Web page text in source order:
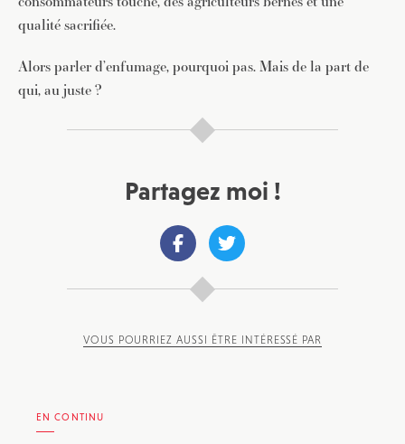
qualité sacrifiée.
Alors parler d’enfumage, pourquoi pas. Mais de la part de
qui, au juste ?
Partagez moi !
VOUS POURRIEZ AUSSI ÊTRE INTÉRESSÉ PAR
EN CONTINU